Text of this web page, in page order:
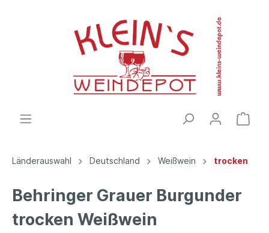
Länderauswahl Deutschland Weißwein trocken
Behringer Grauer Burgunder
trocken Weißwein